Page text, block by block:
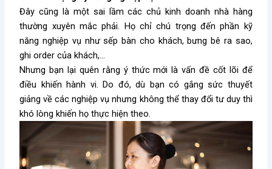
Đây cũng là một sai lầm các chủ kinh doanh nhà hàng
thường xuyên mắc phải. Họ chỉ chú trọng đến phần kỹ
năng nghiệp vụ như sếp bàn cho khách, bưng bê ra sao,
ghi order của khách,…
Nhưng bạn lại quên rằng ý thức mới là vấn đề cốt lõi để
điều khiến hành vi. Do đó, dù bạn có gắng sức thuyết
giảng về các nghiệp vụ nhưng không thể thay đổi tư duy thì
khó lòng khiến họ thực hiện theo.